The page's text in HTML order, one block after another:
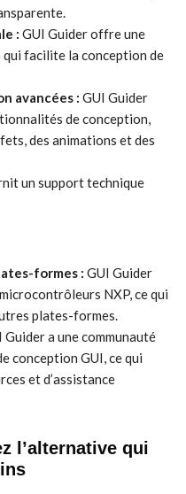
: GUI Guider offre une
facilite la conception de
avancées : GUI Guider
de conception,
des animations et des
un support technique
formes : GUI Guider
NXP, ce qui
plates-formes.
Guider a une communauté
conception GUI, ce qui
et d’assistance
l’alternative qui